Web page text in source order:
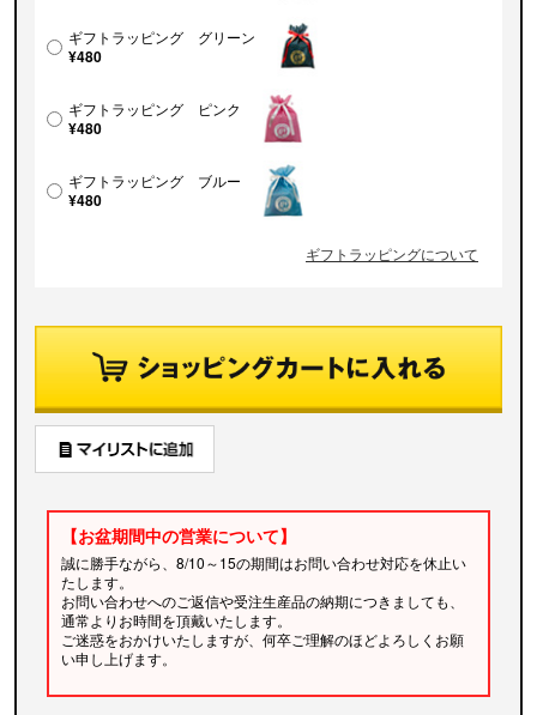
ギフトラッピング グリーン
¥480
ギフトラッピング ピンク
¥480
ギフトラッピング ブルー
¥480
ギフトラッピングについて
【お盆期間中の営業について】
誠に勝手ながら、8/10～15の期間はお問い合わせ対応を休止い
たします。
お問い合わせへのご返信や受注生産品の納期につきましても、
通常よりお時間を頂戴いたします。
ご迷惑をおかけいたしますが、何卒ご理解のほどよろしくお願
い申し上げます。